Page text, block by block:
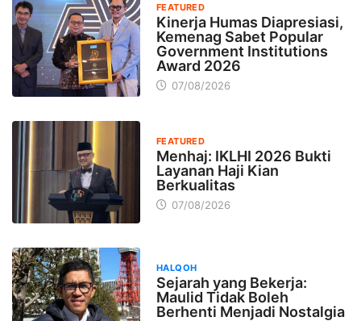
FEATURED
Kinerja Humas Diapresiasi,
Kemenag Sabet Popular
Government Institutions
Award 2026
07/08/2026
FEATURED
Menhaj: IKLHI 2026 Bukti
Layanan Haji Kian
Berkualitas
07/08/2026
HALQOH
Sejarah yang Bekerja:
Maulid Tidak Boleh
Berhenti Menjadi Nostalgia